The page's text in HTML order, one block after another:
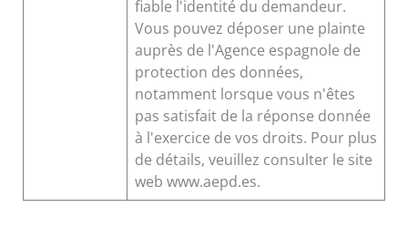
fiable l'identité du demandeur.
Vous pouvez déposer une plainte
auprès de l'Agence espagnole de
protection des données,
notamment lorsque vous n'êtes
pas satisfait de la réponse donnée
à l'exercice de vos droits. Pour plus
de détails, veuillez consulter le site
web www.aepd.es.